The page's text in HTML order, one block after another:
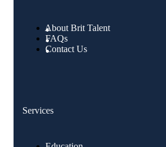
About Brit Talent
FAQs
Contact Us
Services